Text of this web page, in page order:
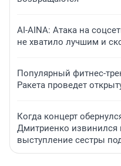
AI-AINA: Атака на
не хватило лучшим и
Популярный фитнес-
Ракета проведет
Когда концерт
Дмитриенко
выступление сестры